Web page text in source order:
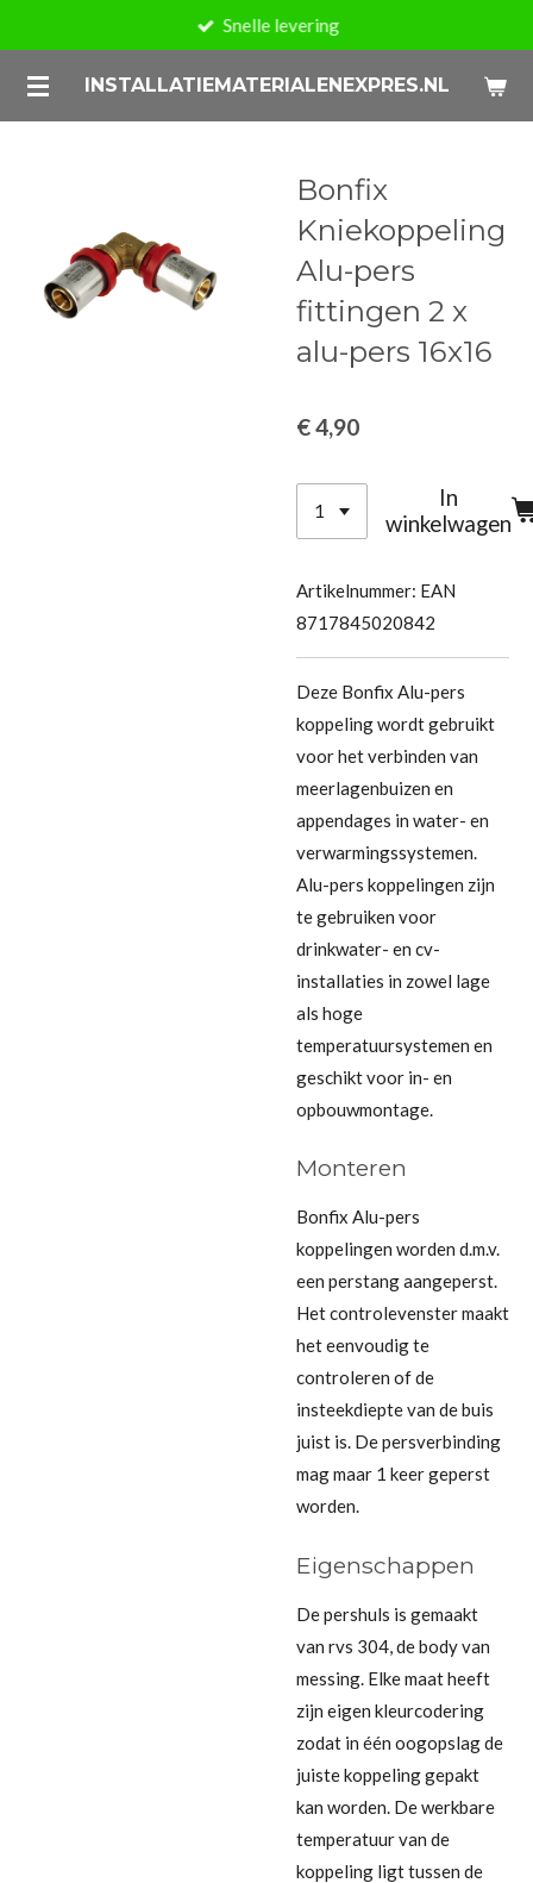
naar
de
INSTALLATIEMATERIALENEXPRES.NL
Snelle levering
Bonfix
Kniekoppeling
Alu-pers
fittingen 2 x
alu-pers 16x16
€ 4,90
In
winkelwagen
Artikelnummer: EAN
8717845020842
Deze Bonfix Alu-pers
koppeling wordt gebruikt
voor het verbinden van
meerlagenbuizen en
appendages in water- en
verwarmingssystemen.
Alu-pers koppelingen zijn
te gebruiken voor
drinkwater- en cv-
installaties in zowel lage
als hoge
temperatuursystemen en
geschikt voor in- en
opbouwmontage.
Monteren
Bonfix Alu-pers
koppelingen worden d.m.v.
een perstang aangeperst.
Het controlevenster maakt
het eenvoudig te
controleren of de
insteekdiepte van de buis
juist is. De persverbinding
mag maar 1 keer geperst
worden.
Eigenschappen
De pershuls is gemaakt
van rvs 304, de body van
messing. Elke maat heeft
zijn eigen kleurcodering
zodat in één oogopslag de
juiste koppeling gepakt
kan worden. De werkbare
temperatuur van de
koppeling ligt tussen de